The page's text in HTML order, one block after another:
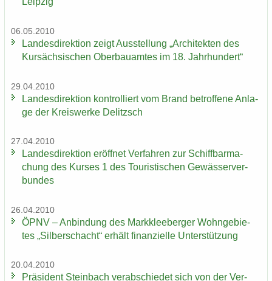
06.05.2010
Lan­des­di­rek­ti­on zeigt Aus­stel­lung „Ar­chi­tek­ten des
Kur­säch­si­schen Ober­bau­am­tes im 18. Jahr­hun­dert“
29.04.2010
Lan­des­di­rek­ti­on kon­trol­liert vom Brand be­trof­fe­ne An­la­
ge der Kreis­wer­ke De­litzsch
27.04.2010
Lan­des­di­rek­ti­on er­öff­net Ver­fah­ren zur Schiff­bar­ma­
chung des Kur­ses 1 des Tou­ris­ti­schen Ge­wäs­ser­ver­
bun­des
26.04.2010
ÖPNV – An­bin­dung des Mark­klee­ber­ger Wohn­ge­bie­
tes „Sil­ber­schacht“ er­hält fi­nan­zi­el­le Un­ter­stüt­zung
20.04.2010
Prä­si­dent Stein­bach ver­ab­schie­det sich von der Ver­